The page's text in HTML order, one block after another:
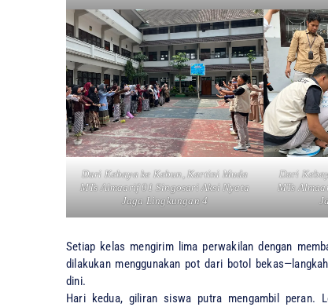
Dari Kebaya ke Kebun, Kartini Muda
MTs Almaarif 01 Singosari Aksi Nyata
Jaga Lingkungan 4
Dari
MTs
Setiap kelas mengirim lima perwakilan dengan
dilakukan menggunakan pot dari botol
dini.
Hari kedua, giliran siswa putra mengambil peran.